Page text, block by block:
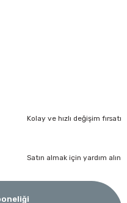
Kolay ve hızlı değişim fırsatı
Satın almak için yardım alın